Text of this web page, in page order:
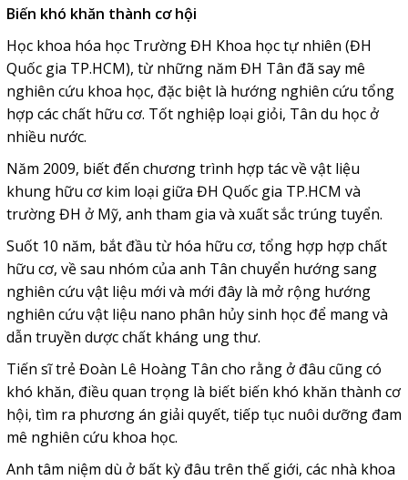
Biến khó khăn thành cơ hội
Học khoa hóa học Trường ĐH Khoa học tự nhiên (ĐH
Quốc gia TP.HCM), từ những năm ĐH Tân đã say mê
nghiên cứu khoa học, đặc biệt là hướng nghiên cứu tổng
hợp các chất hữu cơ. Tốt nghiệp loại giỏi, Tân du học ở
nhiều nước.
Năm 2009, biết đến chương trình hợp tác về vật liệu
khung hữu cơ kim loại giữa ĐH Quốc gia TP.HCM và
trường ĐH ở Mỹ, anh tham gia và xuất sắc trúng tuyển.
Suốt 10 năm, bắt đầu từ hóa hữu cơ, tổng hợp hợp chất
hữu cơ, về sau nhóm của anh Tân chuyển hướng sang
nghiên cứu vật liệu mới và mới đây là mở rộng hướng
nghiên cứu vật liệu nano phân hủy sinh học để mang và
dẫn truyền dược chất kháng ung thư.
Tiến sĩ trẻ Đoàn Lê Hoàng Tân cho rằng ở đâu cũng có
khó khăn, điều quan trọng là biết biến khó khăn thành cơ
hội, tìm ra phương án giải quyết, tiếp tục nuôi dưỡng đam
mê nghiên cứu khoa học.
Anh tâm niệm dù ở bất kỳ đâu trên thế giới, các nhà khoa